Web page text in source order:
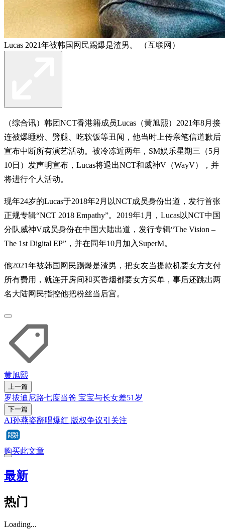
Lucas 2021年被韩国网民踢爆是渣男。 （互联网）
（综合讯）韩团NCT香港籍成员Lucas（黄旭熙）2021年8月接
连被爆睡粉、劈腿、吃软饭等丑闻，他当时上传亲笔信道歉后
宣布中断所有演艺活动。被冷冻近两年，SM娱乐星期三（5月
10日）发声明宣布，Lucas将退出NCT和威神V（WayV），并
将进行个人活动。
现年24岁的Lucas于2018年2月以NCT成员身份出道，发行首张
正规专辑“NCT 2018 Empathy”。2019年1月，Lucas以NCT中国
分队威神V成员身份在中国大陆出道，发行专辑“The Vision –
The 1st Digital EP”，并在同年10月加入SuperM。
他2021年被韩国网民踢爆是渣男，把女友当提款机要女方支付
所有费用，就连开房间和买香烟都要女方买单，事后还跳出两
名大陆网民指控他把粉丝当后宫。
黄旭熙
上一篇
罗拔迪尼路七度当爸 宝宝与长女差51岁
下一篇
AI孙燕姿翻唱爆红 版权争议引关注
购买此文章
最新
热门
Loading...